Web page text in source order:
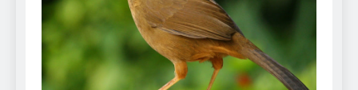
Can Bulldogs Play Fetch?
And How to Train Them!
7 Năm Ago
How Often Do I Need to
Groom My Bulldog